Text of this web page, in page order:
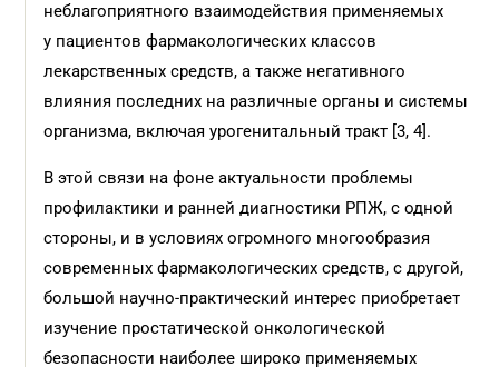
неблагоприятного взаимодействия применяемых
у пациентов фармакологических классов
лекарственных средств, а также негативного
влияния последних на различные органы и системы
организма, включая урогенитальный тракт [3, 4].
В этой связи на фоне актуальности проблемы
профилактики и ранней диагностики РПЖ, с одной
стороны, и в условиях огромного многообразия
современных фармакологических средств, с другой,
большой научно-практический интерес приобретает
изучение простатической онкологической
безопасности наиболее широко применяемых